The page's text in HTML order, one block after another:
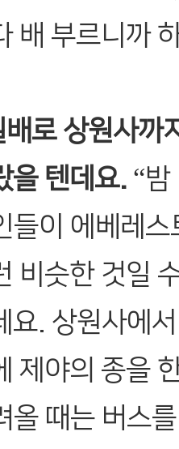
배 부르니까
로 상원사까
을 텐데요. “
들이 에베레
비슷한 것일
요. 상원사에
제야의 종을
올 때는 버스